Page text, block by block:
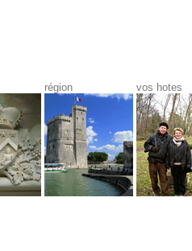
région vos hotes